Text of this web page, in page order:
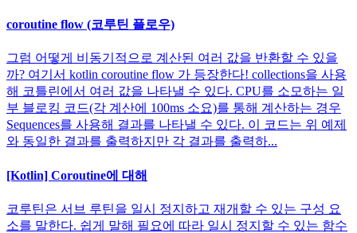
coroutine flow (코루틴 플로우)
그럼 어떻게 비동기적으로 계산된 여러 값을 반환할 수 있을
까? 여기서 kotlin coroutine flow 가 등장한다! collections을 사용
해 코틀린에서 여러 값을 나타낼 수 있다. CPU를 소모하는 일
부 블로킹 코드(각 계산에 100ms 소요)를 통해 계산하는 경우
Sequences를 사용해 결과를 나타낼 수 있다. 이 코드는 위 예제
와 동일한 결과를 출력하지만 각 결과를 출력하...
[Kotlin] Coroutine에 대해
코루틴은 서브 루틴을 일시 정지하고 재개할 수 있는 구성 요
소를 말한다. 쉽게 말해 필요에 따라 일시 정지할 수 있는 함수